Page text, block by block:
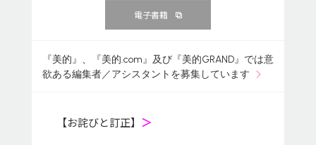
電子書籍
『美的』、『美的.com』及び『美的GRAND』では意
欲ある編集者／アシスタントを募集しています
【お詫びと訂正】 ＞